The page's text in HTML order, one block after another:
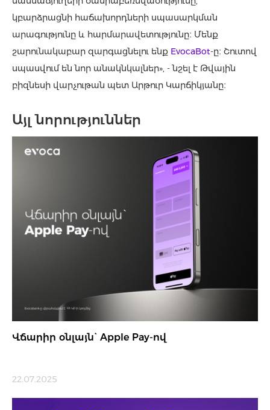
կբարձրացնի հաճախորդների սպասարկման
արագությունը և հարմարավետությունը։ Մենք
շարունակաբար զարգացնելու ենք EvocaBot-ը։ Շուտով
սպասվում են նոր անակնկալներ», - նշել է Թվային
բիզնեսի վարչութան պետ Արթուր Կարճիկյանը։
Այլ նորություններ
Վճարիր օնլայն` Apple Pay-ով
22.07.2025